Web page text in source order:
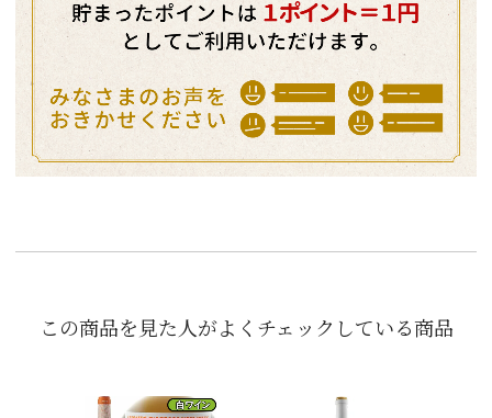
この商品を見た人がよくチェックしている商品